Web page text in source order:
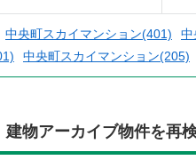
中央町スカイマンション(401) 中
中央町スカイマンション(205)
建物アーカイブ物件を再